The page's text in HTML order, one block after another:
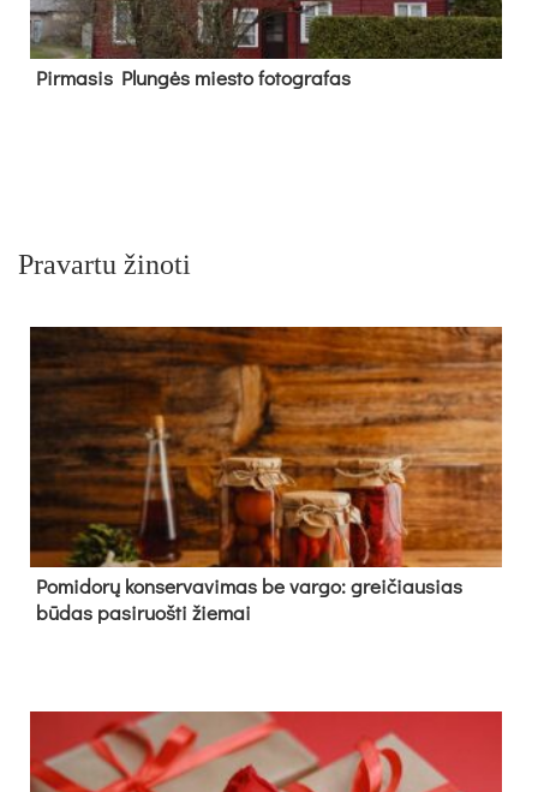
Pir­ma­sis Plun­gės mies­to fo­tog­ra­fas
Pravartu žinoti
Pomidorų konservavimas be vargo: greičiausias
būdas pasiruošti žiemai